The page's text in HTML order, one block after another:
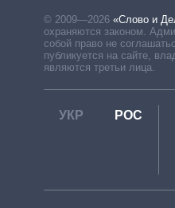
© 2009—2026 «Слово и
охраняются законом.
собой право не
публикуется на сайте,
являются третьи лица.
УКР РОС